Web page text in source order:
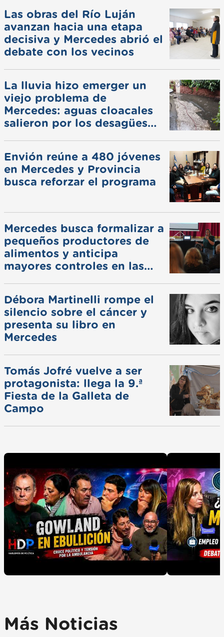
Las obras del Río Luján
avanzan hacia una etapa
decisiva y Mercedes abrió el
debate con los vecinos
La lluvia hizo emerger un
viejo problema de
Mercedes: aguas cloacales
salieron por los desagües
Envión reúne a 480 jóvenes
en Mercedes y Provincia
busca reforzar el programa
Mercedes busca formalizar a
pequeños productores de
alimentos y anticipa
mayores controles en las
Débora Martinelli rompe el
silencio sobre el cáncer y
presenta su libro en
Mercedes
Tomás Jofré vuelve a ser
protagonista: llega la 9.ª
Fiesta de la Galleta de
Campo
Más Noticias